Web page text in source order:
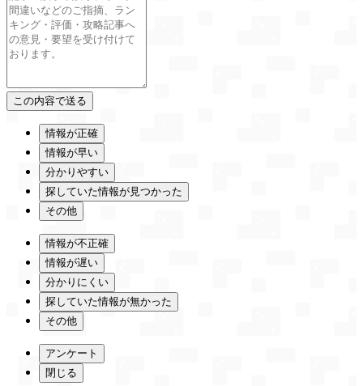
情報が正確
情報が早い
分かりやすい
探していた情報が見つかった
その他
情報が不正確
情報が遅い
分かりにくい
探していた情報が無かった
その他
アンケート
閉じる